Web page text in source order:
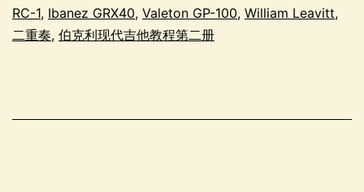
RC-1, Ibanez GRX40, Valeton GP-100, William Leavitt,
二重奏, 伯克利现代吉他教程第二册